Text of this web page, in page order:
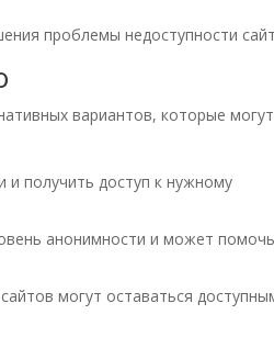
проблемы недоступности
вариантов, которые могут
получить доступ к нужному
анонимности и может
могут оставаться